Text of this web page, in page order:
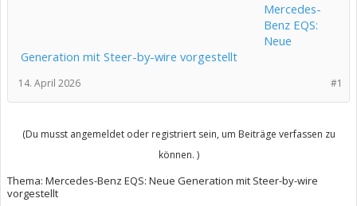
Mercedes-
Benz EQS:
Neue
Generation mit Steer-by-wire vorgestellt
#1
14. April 2026
(Du musst angemeldet oder registriert sein, um Beiträge verfassen zu
können. )
Thema: Mercedes-Benz EQS: Neue Generation mit Steer-by-wire
vorgestellt